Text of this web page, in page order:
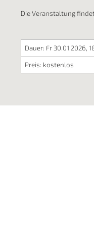
Die Veranstaltung
Dauer: Fr 30.01.2026,
Preis: kostenlos